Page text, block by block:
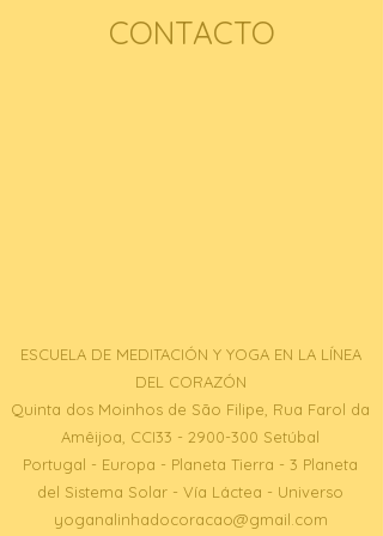
CONTACTO
ESCUELA DE MEDITACIÓN Y YOGA EN LA LÍNEA
DEL CORAZÓN
Quinta dos Moinhos de São Filipe, Rua Farol da
Amêijoa, CCI33 - 2900-300 Setúbal
Portugal - Europa - Planeta Tierra - 3 Planeta
del Sistema Solar - Vía Láctea - Universo
yoganalinhadocoracao@gmail.com